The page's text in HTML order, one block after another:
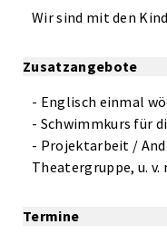
Wir sind mit den
Zusatzangebote
- Englisch einmal
- Schwimmkurs für
- Projektarbeit /
Theatergruppe, u. v.
Termine